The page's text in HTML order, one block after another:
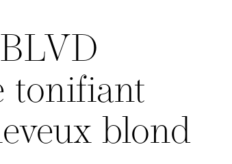
tonifiant
blond